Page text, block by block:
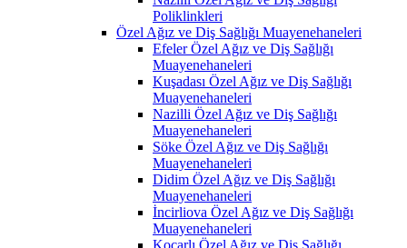
Poliklinkleri
Özel Ağız ve Diş Sağlığı Muayenehaneleri
Efeler Özel Ağız ve Diş Sağlığı
Muayenehaneleri
Kuşadası Özel Ağız ve Diş Sağlığı
Muayenehaneleri
Nazilli Özel Ağız ve Diş Sağlığı
Muayenehaneleri
Söke Özel Ağız ve Diş Sağlığı
Muayenehaneleri
Didim Özel Ağız ve Diş Sağlığı
Muayenehaneleri
İncirliova Özel Ağız ve Diş Sağlığı
Muayenehaneleri
Koçarlı Özel Ağız ve Diş Sağlığı